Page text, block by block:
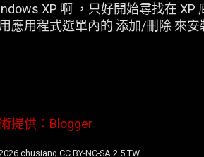
XP 啊 ，只好開始尋找在 XP
應用程式選單內的 添加/刪除 來
提供：Blogger
chusiang CC BY-NC-SA 2.5 TW